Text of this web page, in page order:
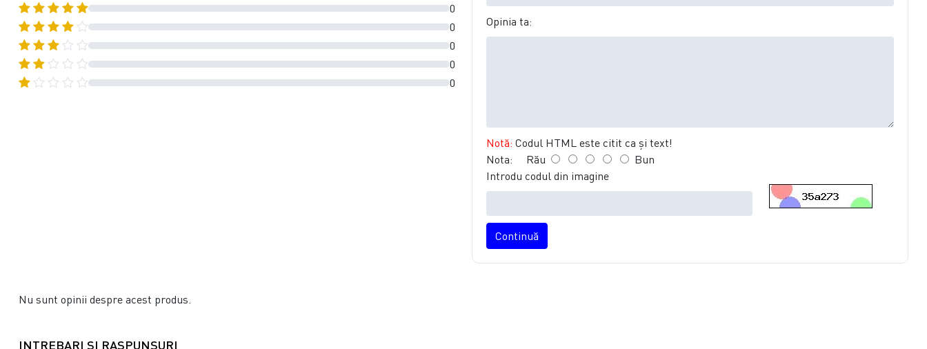
0
0
0
0
0
Opinia ta:
Notă: Codul HTML este citit ca şi text!
Nota: Rău
Bun
Introdu codul din imagine
Continuă
Nu sunt opinii despre acest produs.
INTREBARI SI RASPUNSURI